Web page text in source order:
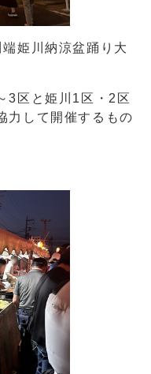
姫川納涼盆踊り大
3区と姫川1区・2区
力して開催するもの